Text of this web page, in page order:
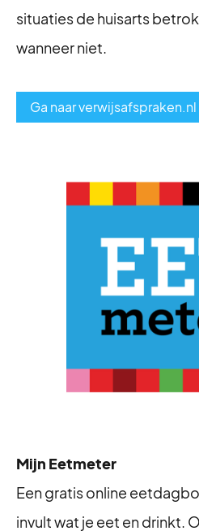
situaties de huisarts
wanneer niet.
Ga naar verwijsafspraken.nl
Mijn Eetmeter
Een gratis online
invult wat je eet en drinkt.